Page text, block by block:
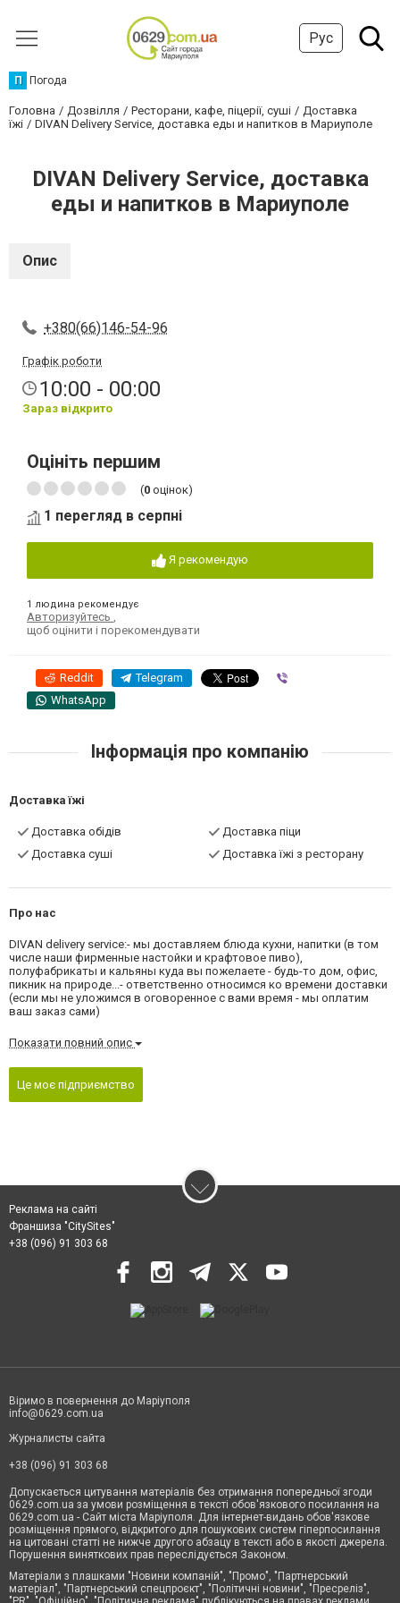
Рус
П Погода
Головна Дозвілля Ресторани, кафе, піцерії, суші
Доставка
їжі
DIVAN Delivery Service, доставка еды и напитков в Мариуполе
DIVAN Delivery Service, доставка
еды и напитков в Мариуполе
Опис
+380(66)146-54-96
Графік роботи
10:00 - 00:00
Зараз відкрито
Оцініть першим
(0 оцінок)
1 перегляд в серпні
Я рекомендую
1 людина рекомендує
Авторизуйтесь
щоб оцінити і порекомендувати
Reddit Telegram
WhatsApp
Інформація про компанію
Доставка їжі
Доставка обідів
Доставка піци
Доставка суші
Доставка їжі з ресторану
Про нас
DIVAN delivery service:- мы доставляем блюда кухни, напитки (в том
числе наши фирменные настойки и крафтовое пиво),
полуфабрикаты и кальяны куда вы пожелаете - будь-то дом, офис,
пикник на природе...- ответственно относимся ко времени доставки
(если мы не уложимся в оговоренное с вами время - мы оплатим
ваш заказ сами)
Показати повний опис
Це моє підприємство
Реклама на сайті
Франшиза "CitySites"
+38 (096) 91 303 68
Віримо в повернення до Маріуполя
info@0629.com.ua
Журналисты сайта
+38 (096) 91 303 68
Допускається цитування матеріалів без отримання попередньої згоди
0629.com.ua за умови розміщення в тексті обов'язкового посилання на
0629.com.ua - Сайт міста Маріуполя. Для інтернет-видань обов'язкове
розміщення прямого, відкритого для пошукових систем гіперпосилання
на цитовані статті не нижче другого абзацу в тексті або в якості джерела.
Порушення виняткових прав переслідується Законом.
Матеріали з плашками "Новини компаній", "Промо", "Партнерський
матеріал", "Партнерський спецпроєкт", "Політичні новини", "Пресреліз",